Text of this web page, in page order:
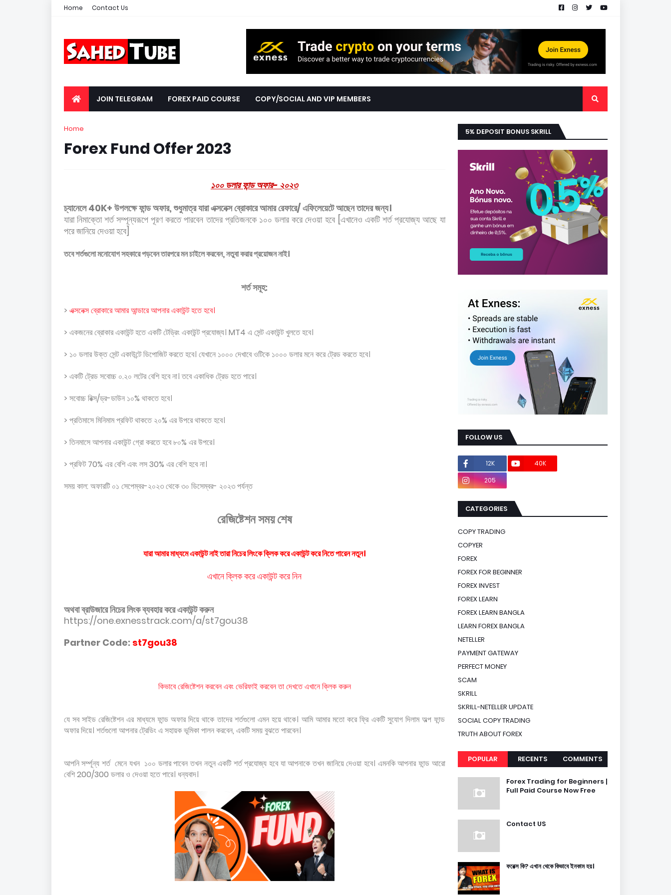
Home Contact Us
JOIN TELEGRAM FOREX PAID COURSE COPY/SOCIAL AND VIP MEMBERS
Home
Forex Fund Offer 2023
১০০ ডলার ফান্ড অফার- ২০২৩
চ্যানেলে 40K+ উপলক্ষে ফান্ড অফার, শুধুমাত্র যারা এক্সনেক্স ব্রোকারে আমার রেফারে/ এফিলেয়েটে আছেন তাদের জন্য।
যারা নিমাক্তো শর্ত সম্পূন্যরূপে পূরণ করতে পারবেন তাদের প্রতিজনকে ১০০ ডলার করে দেওয়া হবে [এখানেও একটি শর্ত প্রযোজ্য আছে যা
পরে জানিয়ে দেওয়া হবে]
তবে শর্তগুলো মনোযোগ সহকারে পড়বেন তারপরে মন চাইলে করবেন, নতুবা করার প্রয়োজন নাই।
শর্ত সমূহ:
> এক্সনেক্স ব্রোকারে আমার আন্ডারে আপনার একাউন্ট হতে হবে।
> একজনের ব্রোকার একাউন্ট হতে একটি টেড্রিং একাউন্ট প্রযোজ্য। MT4 এ সেন্ট একাউন্ট খুলতে হবে।
> ১০ ডলার উক্ত সেন্ট একাউন্টে ডিপোজিট করতে হবে। যেখানে ১০০০ দেখাবে ওটিকে ১০০০ ডলার মনে করে ট্রেড করতে হবে।
> একটি ট্রেড সবোচ্চ ০.২০ লটের বেশি হবে না। তবে একাধিক ট্রেড হতে পারে।
> সবোচ্চ রিক্স/ড্র-ডাউন ১০% থাকতে হবে।
> প্রতিমাসে মিনিমাম প্রফিট থাকতে ২০% এর উপরে থাকতে হবে।
> তিনমাসে আপনার একাউন্ট গ্রো করতে হবে ৮০% এর উপরে।
> প্রফিট 70% এর বেশি এবং লস 30% এর বেশি হবে না।
সময় কাল: অফারটি ০১ সেপেম্বর-২০২৩ থেকে ৩০ ডিসেম্বর- ২০২৩ পর্যন্ত
রেজিষ্টেশন সময় শেষ
যারা আমার মাধ্যমে একাউন্ট নাই তারা নিচের লিংকে ক্লিক করে একাউন্ট করে নিতে পারেন নতুন।
এখানে ক্লিক করে একাউন্ট করে নিন
অথবা ব্রাউজারে নিচের লিংক ব্যবহার করে একাউন্ট করুন
https://one.exnesstrack.com/a/st7gou38
Partner Code: st7gou38
কিভাবে রেজিষ্টেশন করবেন এবং ভেরিফাই করবেন তা দেখতে এখানে ক্লিক করুন
যে সব সাইড রেজিষ্টেশন এর মাধ্যমে ফান্ড অফার দিয়ে থাকে তাদের শর্তগুলো এমন হয়ে থাকে। আমি আমার মতো করে ফ্রি একটি সুযোগ দিলাম অল্প ফান্ড
অফার দিয়ে। শর্তগুলো আপনার ট্রেডিং এ সহায়ক ভূমিকা পালন করবেন, একটি সময় বুঝতে পারবেন।
আপনি সর্ম্পূন্য শর্ত মেনে যখন ১০০ ডলার পাবেন তখন নতুন একটি শর্ত প্রযোজ্য হবে যা আপনাকে তখন জানিয়ে দেওয়া হবে। এমনকি আপনার ফান্ড আরো
বেশি 200/300 ডলার ও দেওয়া হতে পারে। ধন্যবাদ।
5% DEPOSIT BONUS SKRILL
FOLLOW US
12K 40K
205
CATEGORIES
COPY TRADING
COPYER
FOREX
FOREX FOR BEGINNER
FOREX INVEST
FOREX LEARN
FOREX LEARN BANGLA
LEARN FOREX BANGLA
NETELLER
PAYMENT GATEWAY
PERFECT MONEY
SCAM
SKRILL
SKRILL-NETELLER UPDATE
SOCIAL COPY TRADING
TRUTH ABOUT FOREX
POPULAR RECENTS COMMENTS
Forex Trading for Beginners |
Full Paid Course Now Free
Contact US
ফরেক্স কি? এখান থেকে কিভাবে ইনকাম হয়।